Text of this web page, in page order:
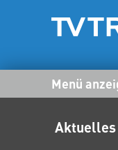
Menü
Aktuelles